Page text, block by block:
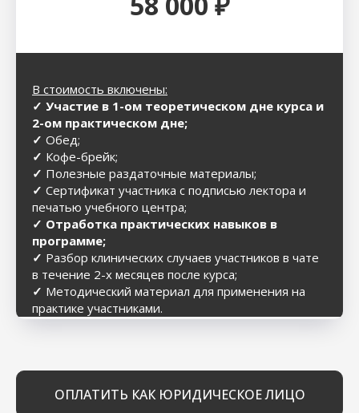
В стоимость включены:
✓ Участие в 1-ом теоретическом дне курса и
2-ом практическом дне;
✓ Обед;
✓ Кофе-брейк;
✓ Полезные раздаточные материалы;
✓ Сертификат участника с подписью лектора и
печатью учебного центра;
✓ Отработка практических навыков в
программе;
✓ Разбор клинических случаев участников в чате
в течение 2-х месяцев после курса;
✓ Методический материал для применения на
практике участниками.
ОПЛАТИТЬ КАК ЮРИДИЧЕСКОЕ ЛИЦО